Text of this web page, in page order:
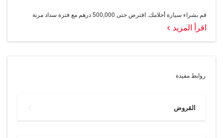
قم بشراء سيارة أحلامك. اقترض حتى 500,000 درهم مع فترة سداد مرنة
اقرأ المزيد
روابط مفيدة
القروض